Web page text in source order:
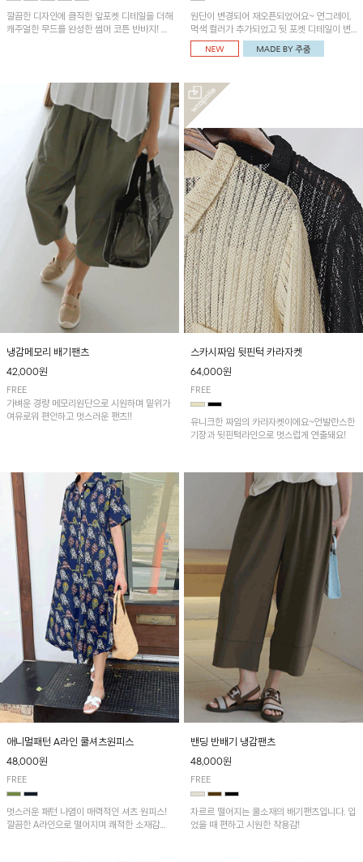
깔끔한 디자인에 큼직한 앞포켓 디테일을 더해
캐주얼한 무드를 완성한 썸머 코튼 반바지! 허
원단이 변경되어 재오픈되었어요~ 연그레이,
먹색 컬러가 추가되었고 뒷 포켓 디테일이 변
경되었습니다~가볍고 시원하게 착용되는 배
기통팬츠! 허리밴딩과 여유로운 통으로 편안해
냉감메모리 배기팬츠
42,000원
FREE
가벼운 경량 메모리원단으로 시원하며 밑위가
여유로워 편안하고 멋스러운 팬츠!!
스카시짜임 뒷핀턱 카라자켓
64,000원
FREE
유니크한 짜임의 카라자켓이에요~언발란스한
기장과 뒷핀턱라인으로 멋스럽게 연출돼요!
애니멀패턴 A라인 쿨셔츠원피스
48,000원
FREE
멋스러운 패턴 나염이 매력적인 셔츠 원피스!
깔끔한 A라인으로 떨어지며 쾌적한 소재감으
밴딩 반배기 냉감팬츠
48,000원
FREE
차르르 떨어지는 쿨소재의 배기팬츠입니다. 입
었을 때 편하고 시원한 착용감!